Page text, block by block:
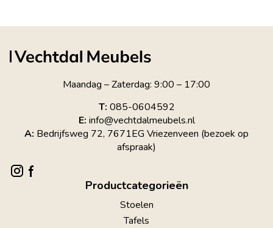
Maandag – Zaterdag: 9:00 – 17:00
T: 085-0604592
E: info@vechtdalmeubels.nl
A: Bedrijfsweg 72, 7671EG Vriezenveen (bezoek op
afspraak)
Productcategorieën
Stoelen
Tafels